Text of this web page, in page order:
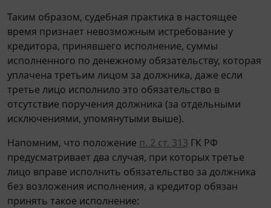
Таким образом, судебная практика в настоящее
время признает невозможным истребование у
кредитора, принявшего исполнение, суммы
исполненного по денежному обязательству, которая
уплачена третьим лицом за должника, даже если
третье лицо исполнило это обязательство в
отсутствие поручения должника (за отдельными
исключениями, упомянутыми выше).
Напомним, что положение п. 2 ст. 313 ГК РФ
предусматривает два случая, при которых третье
лицо вправе исполнить обязательство за должника
без возложения исполнения, а кредитор обязан
принять такое исполнение: